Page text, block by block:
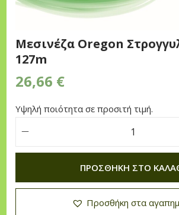
o
Μεσινέζα Oregon
127m
26,66 €
Υψηλή ποιότητα σε προσιτή τιμή.
Μ
ε
σ
ι
ν
ΠΡΟΣΘΉΚΗ ΣΤΟ
Προσθήκη στα